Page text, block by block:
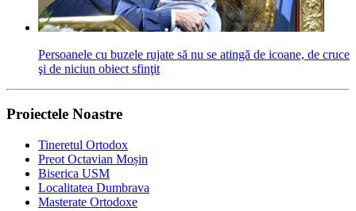
Persoanele cu buzele rujate să nu se atingă de icoane, de cruce
şi de niciun obiect sfinţit
Proiectele Noastre
Tineretul Ortodox
Preot Octavian Moșin
Biserica USM
Localitatea Dumbrava
Masterate Ortodoxe